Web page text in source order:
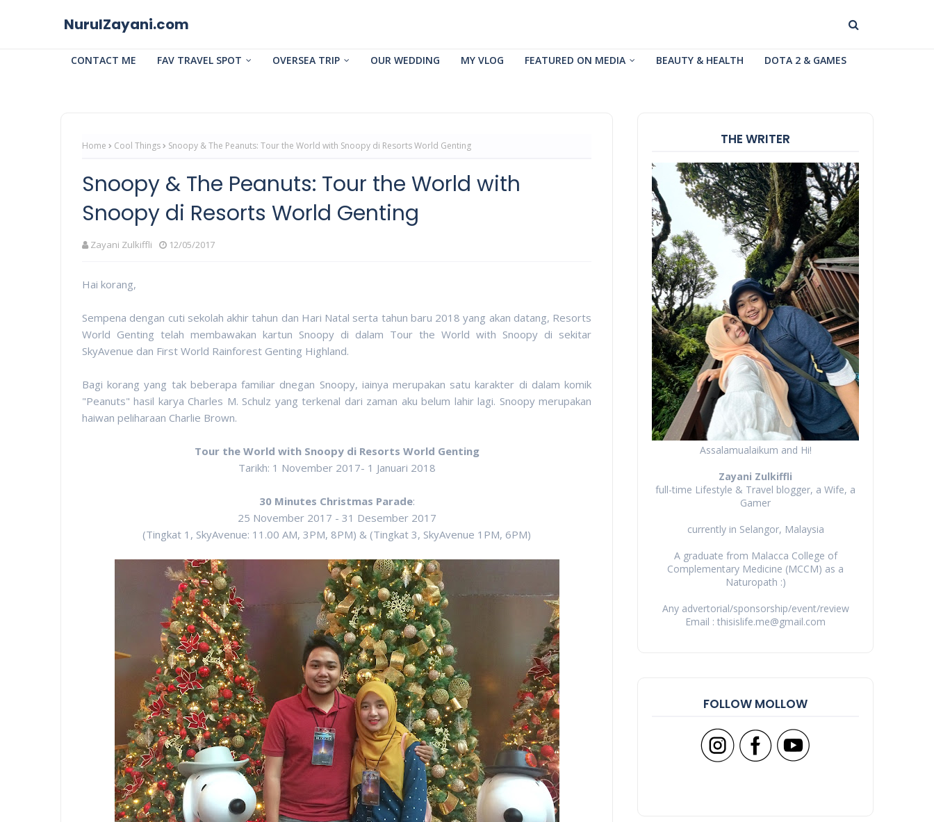
NurulZayani.com
CONTACT ME FAV TRAVEL SPOT OVERSEA TRIP OUR WEDDING MY VLOG FEATURED ON MEDIA BEAUTY & HEALTH DOTA 2 & GAMES
Home Cool Things Snoopy & The Peanuts: Tour the World with Snoopy di Resorts World Genting
Snoopy & The Peanuts: Tour the World with
Snoopy di Resorts World Genting
Zayani Zulkiffli 12/05/2017
Hai korang,
Sempena dengan cuti sekolah akhir tahun dan Hari Natal serta tahun baru 2018 yang akan datang, Resorts
World Genting telah membawakan kartun Snoopy di dalam Tour the World with Snoopy di sekitar
SkyAvenue dan First World Rainforest Genting Highland.
Bagi korang yang tak beberapa familiar dnegan Snoopy, iainya merupakan satu karakter di dalam komik
"Peanuts" hasil karya Charles M. Schulz yang terkenal dari zaman aku belum lahir lagi. Snoopy merupakan
haiwan peliharaan Charlie Brown.
Tour the World with Snoopy di Resorts World Genting
Tarikh: 1 November 2017- 1 Januari 2018
30 Minutes Christmas Parade:
25 November 2017 - 31 Desember 2017
(Tingkat 1, SkyAvenue: 11.00 AM, 3PM, 8PM) & (Tingkat 3, SkyAvenue 1PM, 6PM)
THE WRITER
Assalamualaikum and Hi!
Zayani Zulkiffli
full-time Lifestyle & Travel blogger, a Wife, a
Gamer
currently in Selangor, Malaysia
A graduate from Malacca College of
Complementary Medicine (MCCM) as a
Naturopath :)
Any advertorial/sponsorship/event/review
Email : thisislife.me@gmail.com
FOLLOW MOLLOW